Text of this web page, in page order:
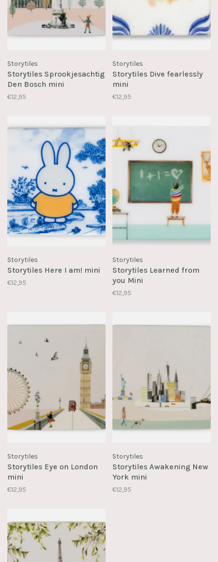
Storytiles
Storytiles Sprookjesachtig
Den Bosch mini
€12,95
Storytiles
Storytiles Dive fearlessly
mini
€12,95
Storytiles
Storytiles Here I am! mini
€12,95
Storytiles
Storytiles Learned from
you Mini
€12,95
Storytiles
Storytiles Eye on London
mini
€12,95
Storytiles
Storytiles Awakening New
York mini
€12,95